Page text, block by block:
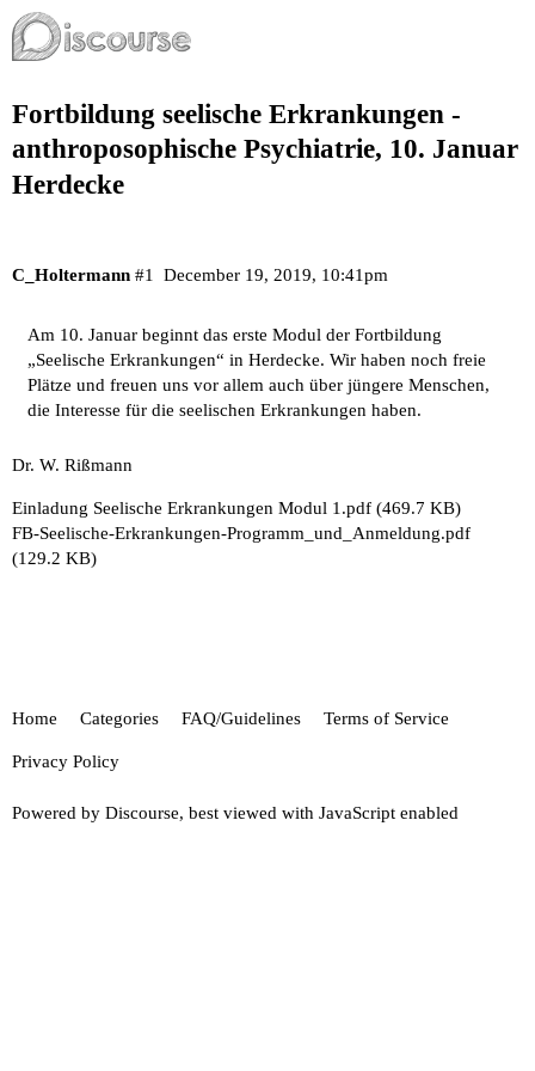
Fortbildung seelische Erkrankungen -
anthroposophische Psychiatrie, 10. Januar
Herdecke
C_Holtermann December 19, 2019, 10:41pm
#1
Am 10. Januar beginnt das erste Modul der Fortbildung
„Seelische Erkrankungen“ in Herdecke. Wir haben noch freie
Plätze und freuen uns vor allem auch über jüngere Menschen,
die Interesse für die seelischen Erkrankungen haben.
Dr. W. Rißmann
Einladung Seelische Erkrankungen Modul 1.pdf (469.7 KB)
FB-Seelische-Erkrankungen-Programm_und_Anmeldung.pdf
(129.2 KB)
Home Categories FAQ/Guidelines Terms of Service
Privacy Policy
Powered by Discourse, best viewed with JavaScript enabled